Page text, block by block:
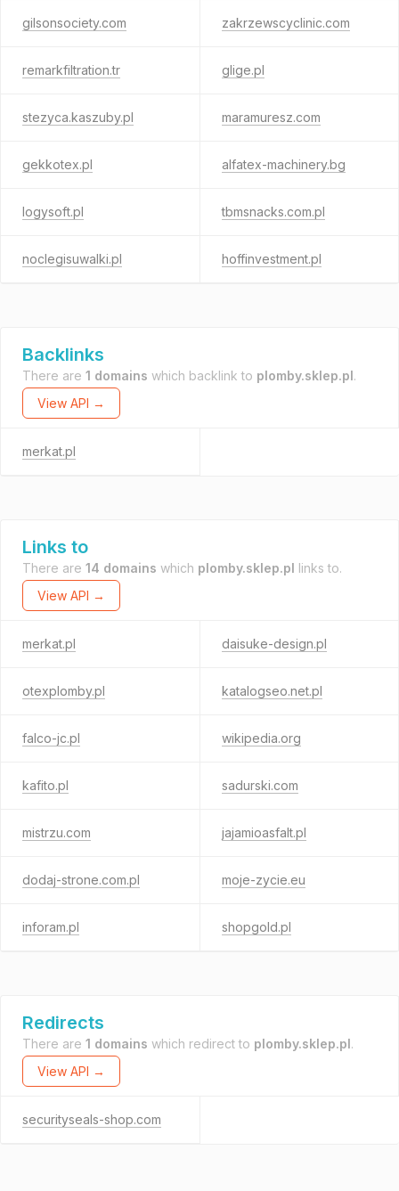
gilsonsociety.com zakrzewscyclinic.com
remarkfiltration.tr glige.pl
stezyca.kaszuby.pl maramuresz.com
gekkotex.pl alfatex-machinery.bg
logysoft.pl tbmsnacks.com.pl
noclegisuwalki.pl hoffinvestment.pl
Backlinks
There are 1 domains which backlink to plomby.sklep.pl.
View API →
merkat.pl
Links to
There are 14 domains which plomby.sklep.pl links to.
View API →
merkat.pl daisuke-design.pl
otexplomby.pl katalogseo.net.pl
falco-jc.pl wikipedia.org
kafito.pl sadurski.com
mistrzu.com jajamioasfalt.pl
dodaj-strone.com.pl moje-zycie.eu
inforam.pl shopgold.pl
Redirects
There are 1 domains which redirect to plomby.sklep.pl.
View API →
securityseals-shop.com